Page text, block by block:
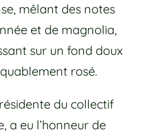
mêlant des notes
et de magnolia,
sur un fond doux
rosé.
du collectif
a eu l’honneur de